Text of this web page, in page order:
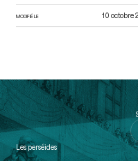
MODIFIÉ LE 10 octobre
Les perséides